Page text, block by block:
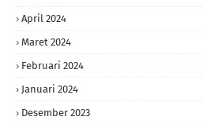
April 2024
Maret 2024
Februari 2024
Januari 2024
Desember 2023